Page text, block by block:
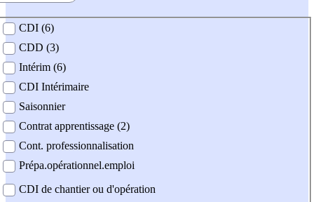
contrat
CDI (6)
CDD (3)
Intérim (6)
CDI Intérimaire
Saisonnier
Contrat apprentissage (2)
Cont. professionnalisation
Prépa.opérationnel.emploi
CDI de chantier ou d'opération